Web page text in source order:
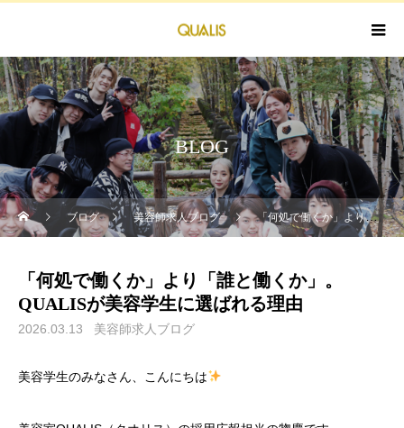
BLOG
ブログ 美容師求人ブログ 「何処で働くか」より「誰と働くか」。QUALISが美容学生に選ばれる理由
「何処で働くか」より「誰と働くか」。
QUALISが美容学生に選ばれる理由
2026.03.13 美容師求人ブログ
美容学生のみなさん、こんにちは